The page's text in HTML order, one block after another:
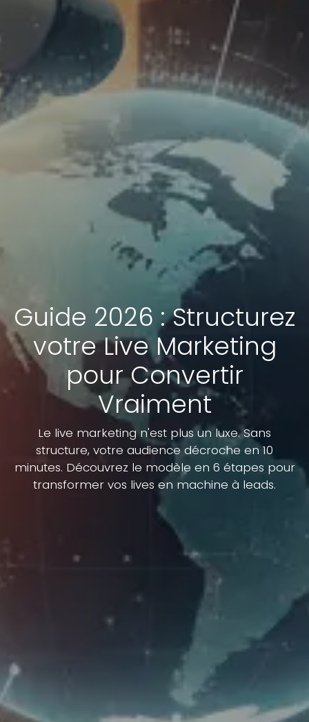
Guide 2026 : Structurez
votre Live Marketing
pour Convertir
Vraiment
Le live marketing n'est plus un luxe. Sans
structure, votre audience décroche en 10
minutes. Découvrez le modèle en 6 étapes pour
transformer vos lives en machine à leads.